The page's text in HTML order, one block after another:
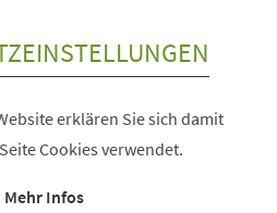
erklären Sie sich damit
Cookies verwendet.
Mehr Infos